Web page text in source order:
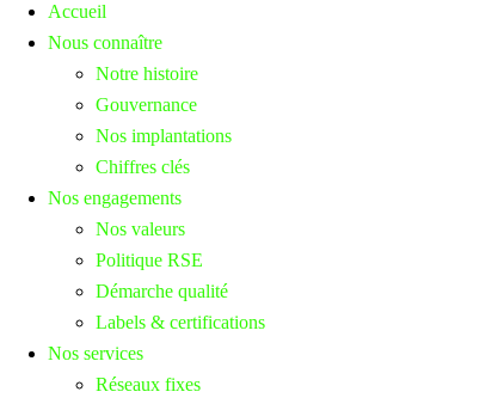
Accueil
Nous connaître
Notre histoire
Gouvernance
Nos implantations
Chiffres clés
Nos engagements
Nos valeurs
Politique RSE
Démarche qualité
Labels & certifications
Nos services
Réseaux fixes